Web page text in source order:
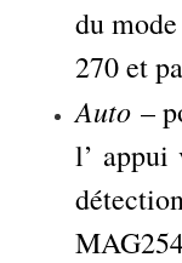
du
270 et
Auto –
l’ appui